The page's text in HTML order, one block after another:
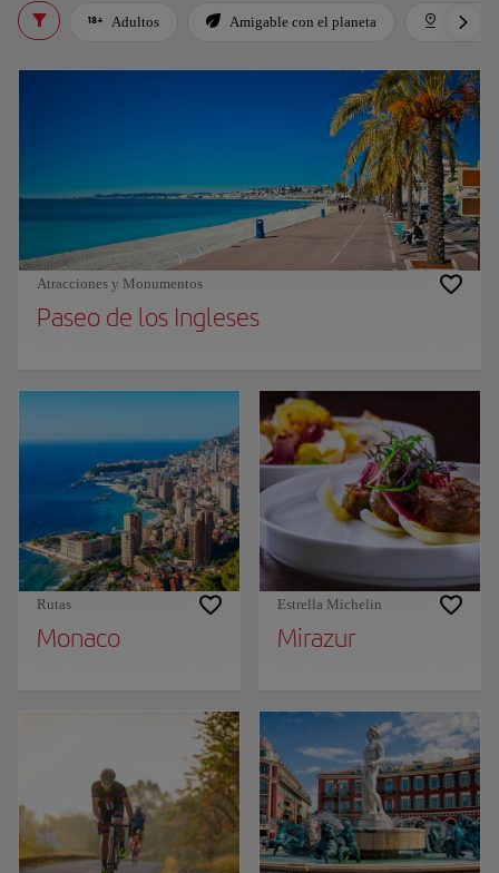
Adultos Amigable con el planeta
Atracciones y Monumentos
Paseo de los Ingleses
Rutas
Monaco
Estrella Michelin
Mirazur